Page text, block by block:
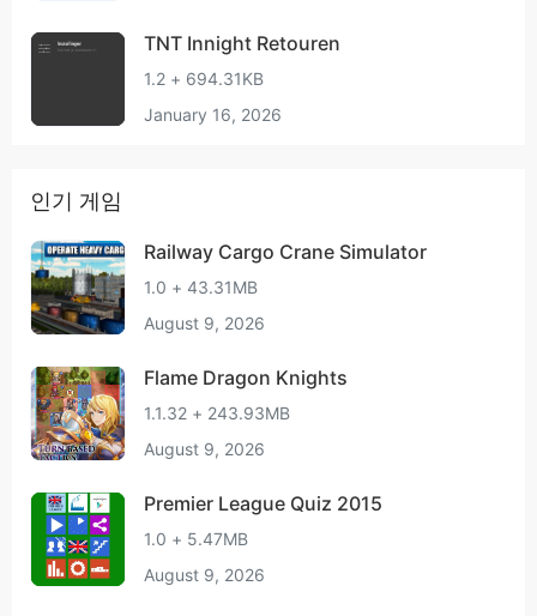
TNT Innight Retouren
1.2 + 694.31KB
January 16, 2026
인기 게임
Railway Cargo Crane Simulator
1.0 + 43.31MB
August 9, 2026
Flame Dragon Knights
1.1.32 + 243.93MB
August 9, 2026
Premier League Quiz 2015
1.0 + 5.47MB
August 9, 2026